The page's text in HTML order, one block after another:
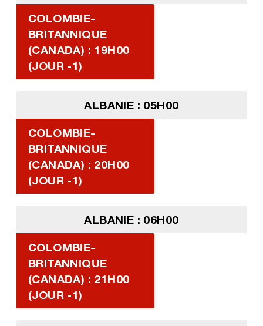
COLOMBIE-
BRITANNIQUE
(CANADA) : 19H00
(JOUR -1)
ALBANIE : 05H00
COLOMBIE-
BRITANNIQUE
(CANADA) : 20H00
(JOUR -1)
ALBANIE : 06H00
COLOMBIE-
BRITANNIQUE
(CANADA) : 21H00
(JOUR -1)